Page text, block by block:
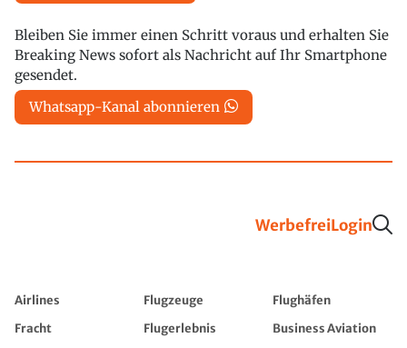
Bleiben Sie immer einen Schritt voraus und erhalten Sie
Breaking News sofort als Nachricht auf Ihr Smartphone
gesendet.
Whatsapp-Kanal abonnieren
WerbefreiLogin
Airlines Flugzeuge
Flughäfen
Fracht
Flugerlebnis
Business Aviation